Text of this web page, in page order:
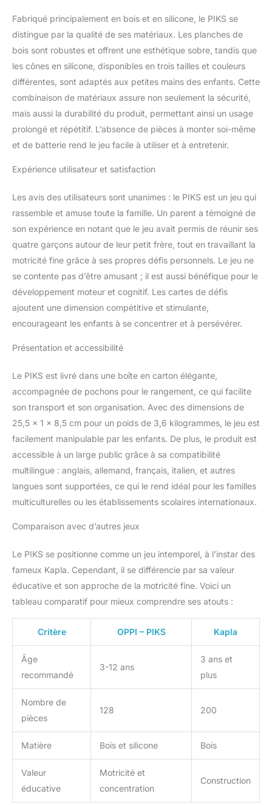
Fabriqué principalement en bois et en silicone, le PIKS se
distingue par la qualité de ses matériaux. Les planches de
bois sont robustes et offrent une esthétique sobre, tandis que
les cônes en silicone, disponibles en trois tailles et couleurs
différentes, sont adaptés aux petites mains des enfants. Cette
combinaison de matériaux assure non seulement la sécurité,
mais aussi la durabilité du produit, permettant ainsi un usage
prolongé et répétitif. L’absence de pièces à monter soi-même
et de batterie rend le jeu facile à utiliser et à entretenir.
Expérience utilisateur et satisfaction
Les avis des utilisateurs sont unanimes : le PIKS est un jeu qui
rassemble et amuse toute la famille. Un parent a témoigné de
son expérience en notant que le jeu avait permis de réunir ses
quatre garçons autour de leur petit frère, tout en travaillant la
motricité fine grâce à ses propres défis personnels. Le jeu ne
se contente pas d’être amusant ; il est aussi bénéfique pour le
développement moteur et cognitif. Les cartes de défis
ajoutent une dimension compétitive et stimulante,
encourageant les enfants à se concentrer et à persévérer.
Présentation et accessibilité
Le PIKS est livré dans une boîte en carton élégante,
accompagnée de pochons pour le rangement, ce qui facilite
son transport et son organisation. Avec des dimensions de
25,5 x 1 x 8,5 cm pour un poids de 3,6 kilogrammes, le jeu est
facilement manipulable par les enfants. De plus, le produit est
accessible à un large public grâce à sa compatibilité
multilingue : anglais, allemand, français, italien, et autres
langues sont supportées, ce qui le rend idéal pour les familles
multiculturelles ou les établissements scolaires internationaux.
Comparaison avec d’autres jeux
Le PIKS se positionne comme un jeu intemporel, à l’instar des
fameux Kapla. Cependant, il se différencie par sa valeur
éducative et son approche de la motricité fine. Voici un
tableau comparatif pour mieux comprendre ses atouts :
Critère OPPI – PIKS Kapla
Âge
recommandé
3-12 ans
3 ans et
plus
Nombre de
pièces
128 200
Matière Bois et silicone Bois
Valeur
éducative
Motricité et
concentration
Construction